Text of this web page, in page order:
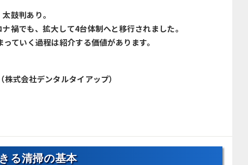
鼓判あり。
禍でも、拡大して4台体制へと移行されました。
ていく過程は紹介する価値があります。
式会社デンタルタイアップ）
る清掃の基本